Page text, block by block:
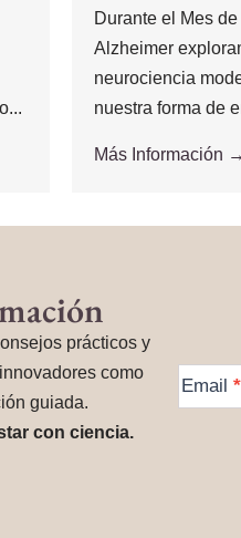
Durante el Mes
Alzheimer
neurociencia
nuestra forma de
Más Información →
prácticos y
como
guiada.
con ciencia.
Email*